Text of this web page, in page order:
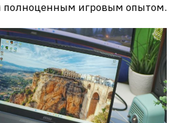
полноценным игровым опытом.